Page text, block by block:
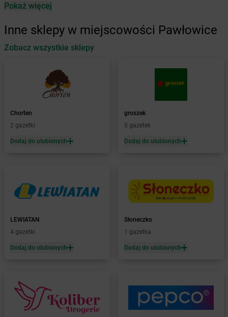
Żabka Antonie
Żabka Automat
Żabka Babica
Babimost
Baborów
Baboszewo
Żabka Bachowice
Żabka Bądkowo
Żabka Bąków
Żabka Baranowo
Żabka Barcin
Żabka Bardo
Żabka Barlinek
Żabka Barniewice
Żabka
Baruchowo
Żabka Barwałd Średni
Żabka Barwice
Pokaż więcej
Inne sklepy w miejscowości Pawłowice
Zobacz wszystkie sklepy
Chorten
2 gazetki
Dodaj do ulubionych
groszek
5 gazetek
Dodaj do ulubionych
LEWIATAN
4 gazetki
Dodaj do ulubionych
Słoneczko
1 gazetka
Dodaj do ulubionych